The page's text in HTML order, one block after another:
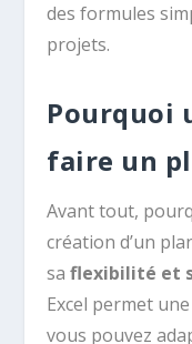
des formules
projets.
Pourquoi
faire un
Avant tout,
création d’un
saflexibilité et
Excel permet
vous pouvez